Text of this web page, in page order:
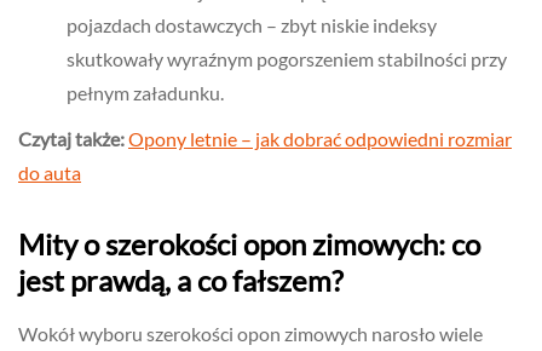
pojazdach dostawczych – zbyt niskie indeksy
skutkowały wyraźnym pogorszeniem stabilności przy
pełnym załadunku.
Czytaj także:Opony letnie – jak dobrać odpowiedni rozmiar
do auta
Mity o szerokości opon zimowych: co
jest prawdą, a co fałszem?
Wokół wyboru szerokości opon zimowych narosło wiele